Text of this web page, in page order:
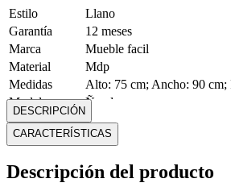
Estilo
Llano
Garantía
12 meses
Marca
Mueble facil
Material
Mdp
Medidas
Alto: 75 cm; Ancho: 90 cm;
Modelo
Ñandu
Peso
17,7 Kg
Requiere
Si
Mostrar más
DESCRIPCIÓN
CARACTERÍSTICAS
Descripción del producto